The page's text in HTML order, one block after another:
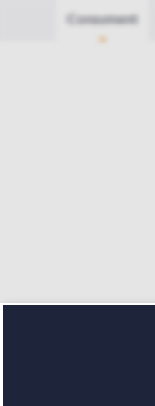
Consument